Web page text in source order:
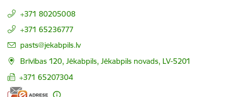
+371 80205008
+371 65236777
E-pasts:
pasts@jekabpils.lv
Brīvības 120, Jēkabpils, Jēkabpils novads, LV-5201
+371 65207304